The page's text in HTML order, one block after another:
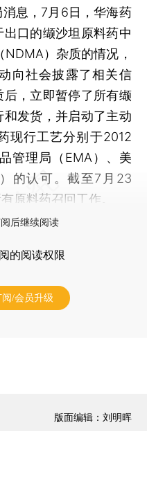
息，7月6日，华海药
口的缬沙坦原料药中
）杂质的情况，
向社会披露了相关信
，立即暂停了所有缬
发货，并启动了主动
现行工艺分别于2012
管理局（EMA）、美
的认可。截至7月23
原料药召回工作。
后继续阅读
的阅读权限
阅/会员升级
版面编辑：刘明晖